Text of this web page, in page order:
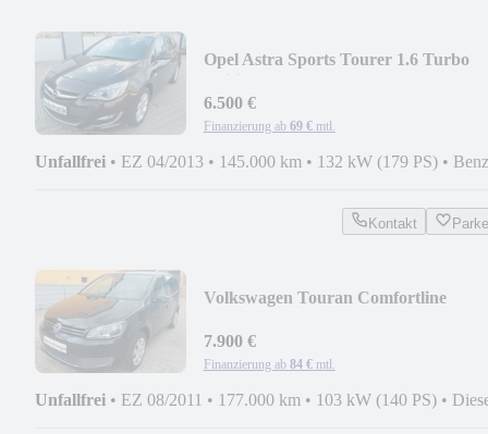
Opel Astra Sports Tourer 1.6 Turbo
6.500 €
Finanzierung ab 69 € mtl.
Unfallfrei • EZ 04/2013 • 145.000 km • 132 kW (179 PS) •
Kontakt
Volkswagen Touran Comfortline
7.900 €
Finanzierung ab 84 € mtl.
Unfallfrei • EZ 08/2011 • 177.000 km • 103 kW (140 PS) •